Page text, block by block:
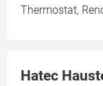
Thermostat,
Hatec